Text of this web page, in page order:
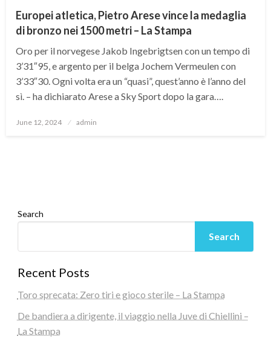
Europei atletica, Pietro Arese vince la medaglia
di bronzo nei 1500 metri – La Stampa
Oro per il norvegese Jakob Ingebrigtsen con un tempo di
3’31″95, e argento per il belga Jochem Vermeulen con
3’33″30. Ogni volta era un “quasi”, quest’anno è l’anno del
sì. – ha dichiarato Arese a Sky Sport dopo la gara….
Posted
June 12, 2024 admin
Search
Search
Recent Posts
Toro sprecata: Zero tiri e gioco sterile – La Stampa
De bandiera a dirigente, il viaggio nella Juve di Chiellini –
La Stampa